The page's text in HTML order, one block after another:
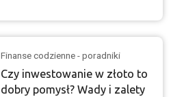
Finanse codzienne - poradniki
Czy inwestowanie w złoto to
dobry pomysł? Wady i zalety